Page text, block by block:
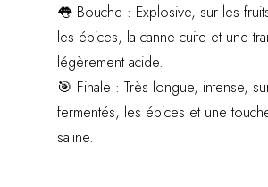
👅 Bouche : Explosive, sur les
les épices, la canne cuite et une
légèrement acide.
🎯 Finale : Très longue, intense,
fermentés, les épices et une
saline.